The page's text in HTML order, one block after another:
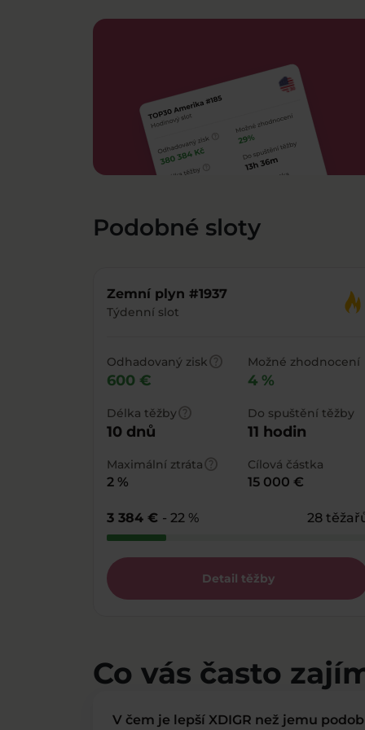
Podobné sloty
Zemní plyn #1937
Týdenní slot
Odhadovaný ziskhelp
600 €
Možné zhodnocení
4 %
Délka těžbyhelp
10 dnů
Do spuštění těžby
11 hodin
Maximální ztrátahelp
2 %
Cílová částka
15 000 €
3 384 € - 22 % 28
Detail těžby
Co vás často
V čem je lepší XDIGR než jemu